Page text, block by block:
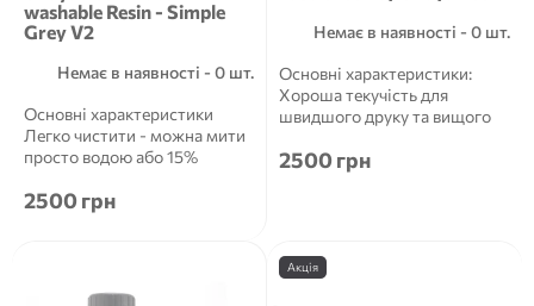
washable Resin - Simple
Grey V2
Немає в наявності - 0 шт.
Основні характеристики
Легко чистити - можна мити
просто водою або 15%
2500 грн
Немає в наявності - 0 шт.
Основні характеристики:
Хороша текучість для
швидшого друку та вищого
крихк...
2500 грн
Акція